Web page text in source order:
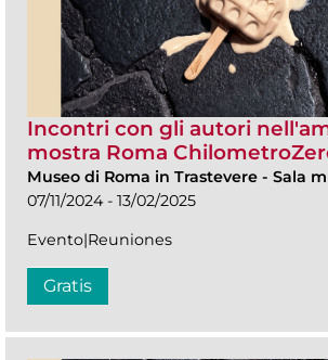
Incontri con gli autori
mostra Roma
Museo di Roma in Trastevere - Sala
07/11/2024 - 13/02/2025
Evento|Reuniones
Gratis